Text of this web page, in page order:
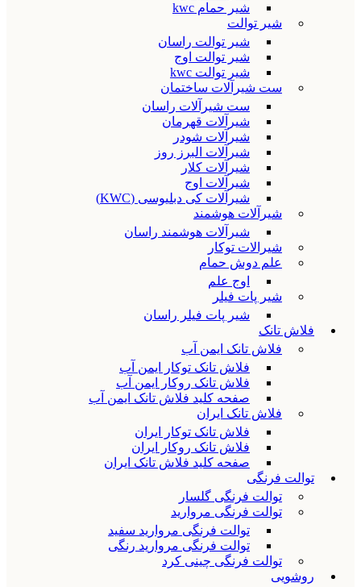
شیر حمام kwc
شیر توالت
شیر توالت راسان
شیر توالت اوج
شیر توالت kwc
ست شیرآلات ساختمان
ست شیرآلات راسان
شیرآلات قهرمان
شیرآلات شودر
شیرآلات البرز روز
شیرآلات کلار
شیرآلات اوج
شیرآلات کی دبلیوسی (KWC)
شیرآلات هوشمند
شیرآلات هوشمند راسان
شیرالات توکار
علم دوش حمام
اوج علم
شیر پات فیلر
شیر پات فیلر راسان
فلاش تانک
فلاش تانک ایمن آب
فلاش تانک توکار ایمن آب
فلاش تانک روکار ایمن آب
صفحه کلید فلاش تانک ایمن آب
فلاش تانک ایران
فلاش تانک توکار ایران
فلاش تانک روکار ایران
صفحه کلید فلاش تانک ایران
توالت فرنگی
توالت فرنگی گلسار
توالت فرنگی مروارید
توالت فرنگی مروارید سفید
توالت فرنگی مروارید رنگی
توالت فرنگی چینی کرد
روشویی